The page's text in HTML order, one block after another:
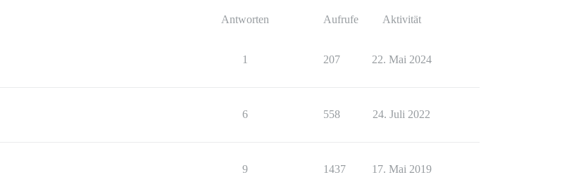
Antworten Aufrufe Aktivität
1 207 22. Mai 2024
6 558 24. Juli 2022
9 1437 17. Mai 2019